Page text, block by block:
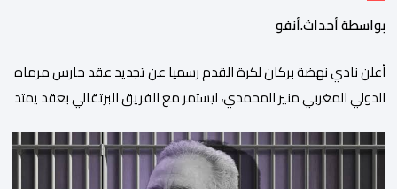
بواسطة أحداث.أنفو
​أعلن نادي نهضة بركان لكرة القدم رسميا عن تجديد عقد حارس مرماه
الدولي المغربي منير المحمدي، ليستمر مع الفريق البرتقالي بعقد يمتد
على منصات التواصل الاجتماعي، مصحوبا بعبارة “الرحلة مستمرة”، في
إشارة إلى رغبة الإدارة في الحفاظ على ركائز الفريق والتعزيز من